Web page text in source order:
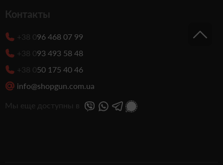
Контакты
+38 096 468 07 99
+38 093 493 58 48
+38 050 175 40 46
info@shopgun.com.ua
Мы еще доступны в